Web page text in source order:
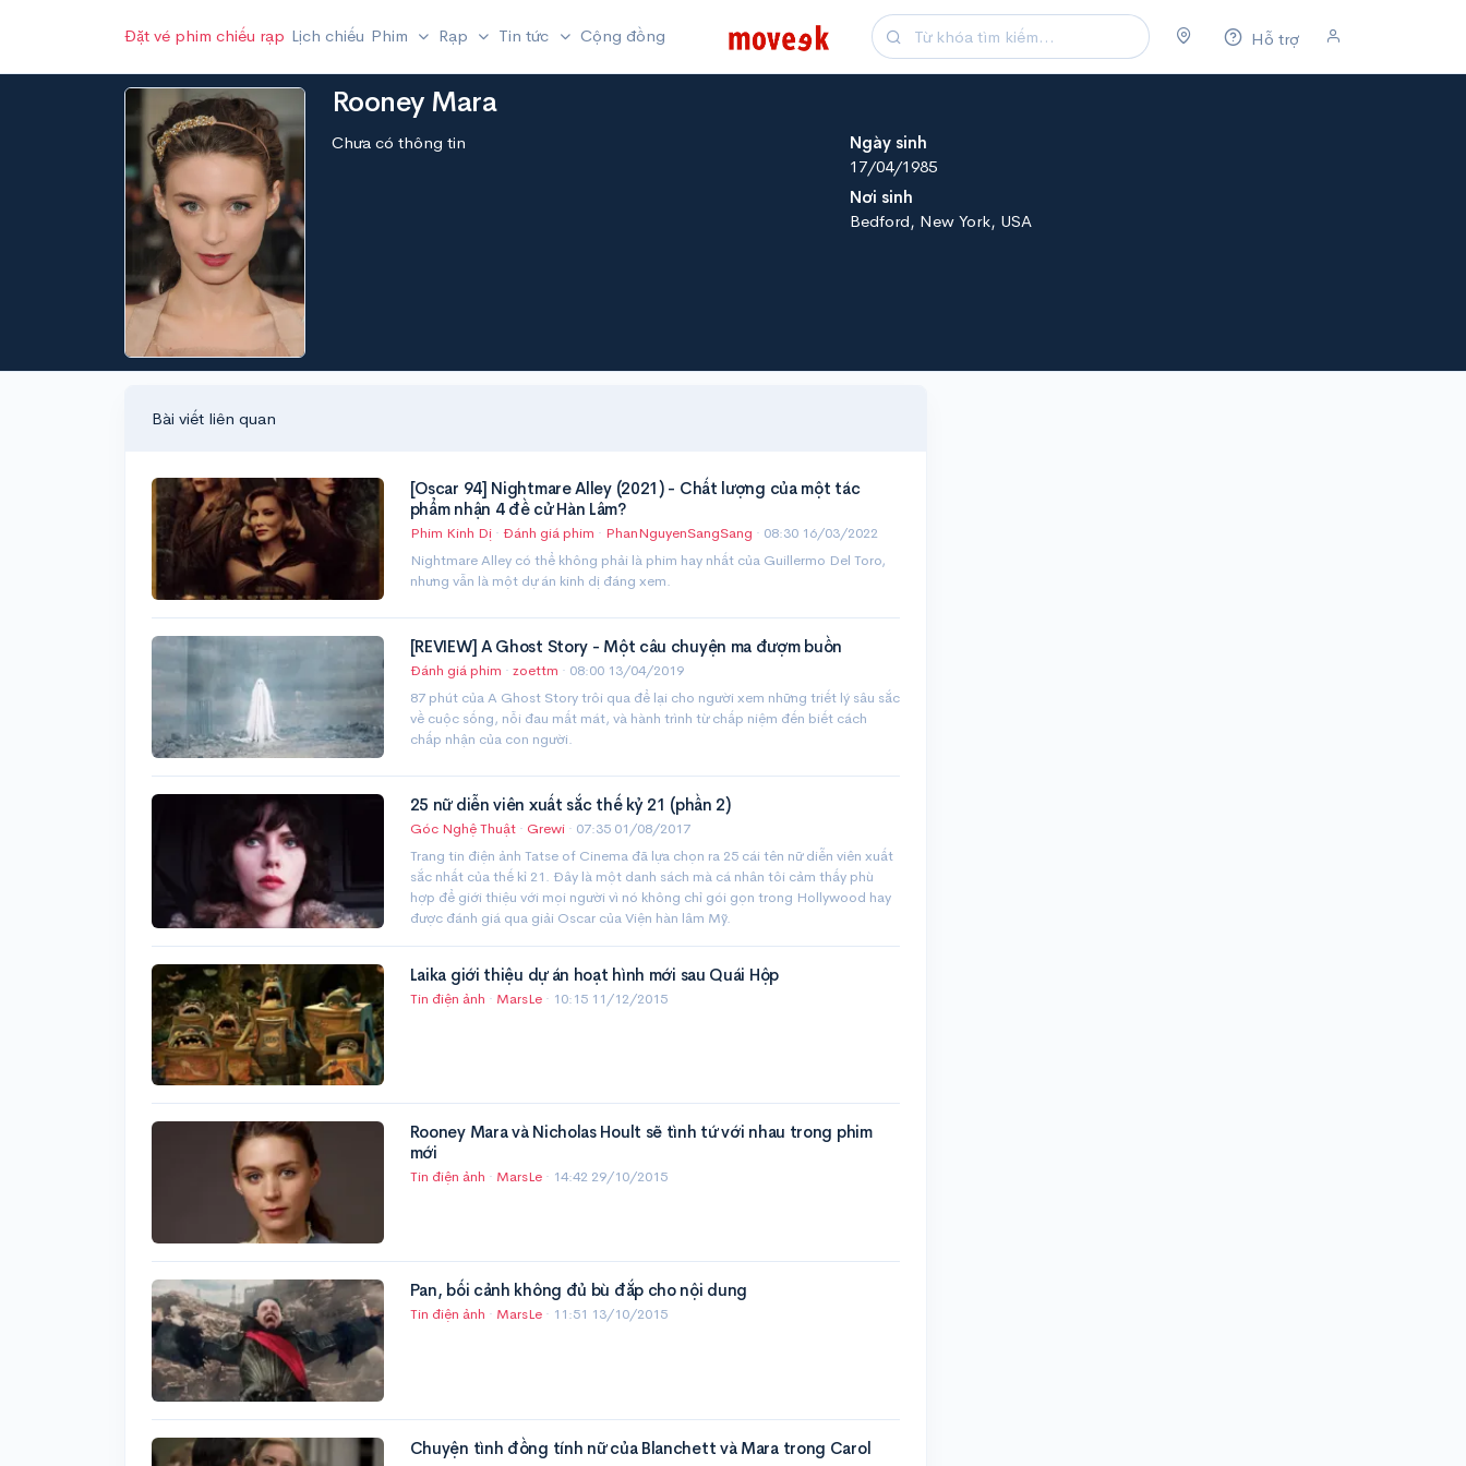
Hỗ trợ
Đặt vé phim chiếu rạp Lịch chiếu Phim Rạp Tin tức Cộng đồng
Rooney Mara
Chưa có thông tin
Ngày sinh
17/04/1985
Nơi sinh
Bedford, New York, USA
Bài viết liên quan
[Oscar 94] Nightmare Alley (2021) - Chất lượng của một tác
phẩm nhận 4 đề cử Hàn Lâm?
Phim Kinh Dị· Đánh giá phim · PhanNguyenSangSang · 08:30 16/03/2022
Nightmare Alley có thể không phải là phim hay nhất của Guillermo Del Toro,
nhưng vẫn là một dự án kinh dị đáng xem.
[REVIEW] A Ghost Story - Một câu chuyện ma đượm buồn
Đánh giá phim · zoettm · 08:00 13/04/2019
87 phút của A Ghost Story trôi qua để lại cho người xem những triết lý sâu sắc
về cuộc sống, nỗi đau mất mát, và hành trình từ chấp niệm đến biết cách
chấp nhận của con người.
25 nữ diễn viên xuất sắc thế kỷ 21 (phần 2)
Góc Nghệ Thuật· Grewi · 07:35 01/08/2017
Trang tin điện ảnh Tatse of Cinema đã lựa chọn ra 25 cái tên nữ diễn viên xuất
sắc nhất của thế kỉ 21. Đây là một danh sách mà cá nhân tôi cảm thấy phù
hợp để giới thiệu với mọi người vì nó không chỉ gói gọn trong Hollywood hay
được đánh giá qua giải Oscar của Viện hàn lâm Mỹ.
Laika giới thiệu dự án hoạt hình mới sau Quái Hộp
Tin điện ảnh · MarsLe · 10:15 11/12/2015
Rooney Mara và Nicholas Hoult sẽ tình tứ với nhau trong phim
mới
Tin điện ảnh · MarsLe · 14:42 29/10/2015
Pan, bối cảnh không đủ bù đắp cho nội dung
Tin điện ảnh · MarsLe · 11:51 13/10/2015
Chuyện tình đồng tính nữ của Blanchett và Mara trong Carol